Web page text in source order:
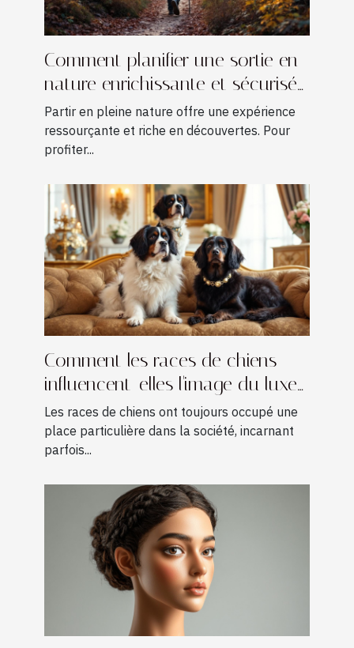
Comment planifier une sortie en
nature enrichissante et sécurisée
?
Partir en pleine nature offre une expérience
ressourçante et riche en découvertes. Pour
profiter...
Comment les races de chiens
influencent-elles l'image du luxe
?
Les races de chiens ont toujours occupé une
place particulière dans la société, incarnant
parfois...